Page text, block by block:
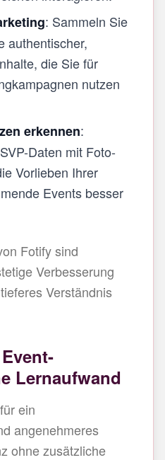
: Sammeln Sie
authentischer,
die Sie für
nutzen
erkennen:
Daten mit Foto-
Vorlieben Ihrer
Events besser
Fotify sind
Verbesserung
Verständnis
Lernaufwand
ein
angenehmeres
ohne zusätzliche